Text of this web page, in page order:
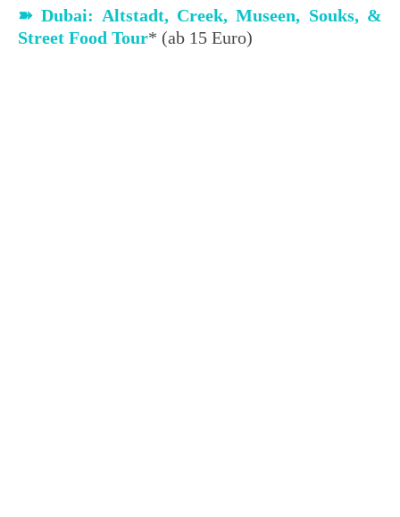
➽ Dubai: Altstadt, Creek, Museen, Souks, &
Street Food Tour* (ab 15 Euro)